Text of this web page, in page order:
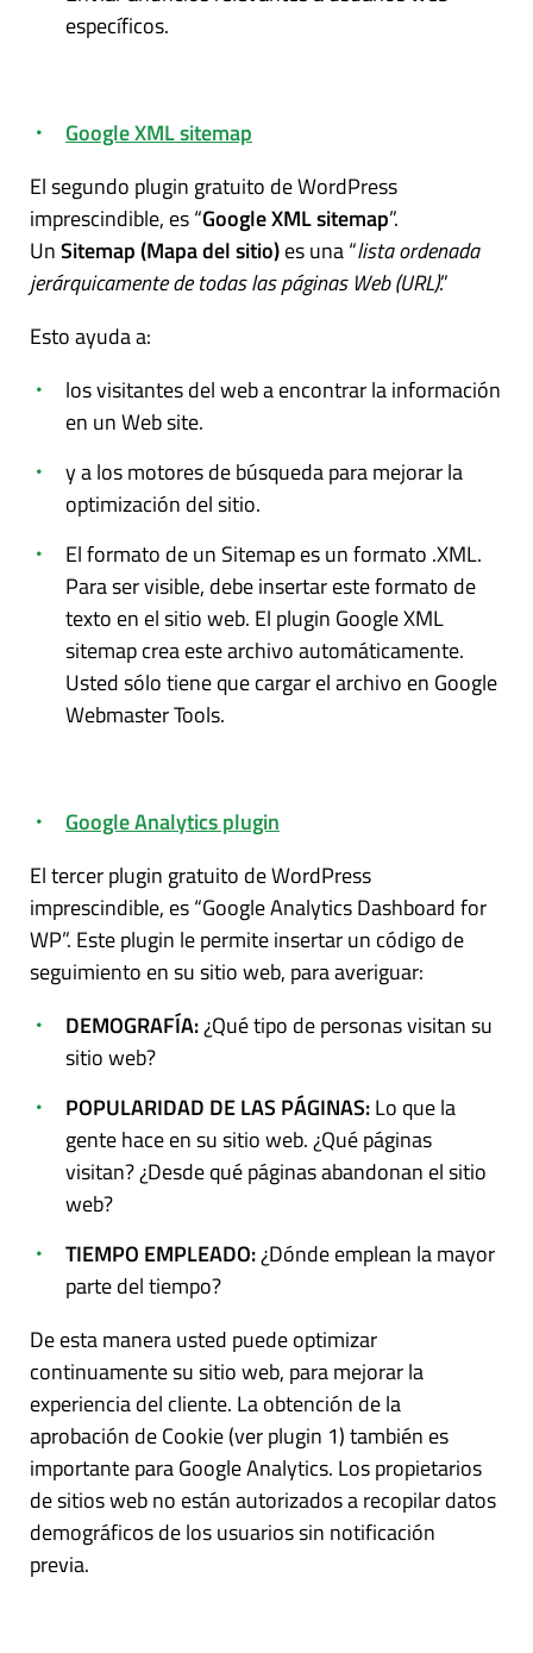
específicos.
Google XML sitemap
El segundo plugin gratuito de WordPress
imprescindible, es “Google XML sitemap”.
UnSitemap (Mapa del sitio)es una “lista ordenada
jerárquicamente de todas las páginas Web (URL).”
Esto ayuda a:
los visitantes del web a encontrar la información
en un Web site.
y a los motores de búsqueda para mejorar la
optimización del sitio.
El formato de un Sitemap es un formato .XML.
Para ser visible, debe insertar este formato de
texto en el sitio web. El plugin Google XML
sitemap crea este archivo automáticamente.
Usted sólo tiene que cargar el archivo en Google
Webmaster Tools.
Google Analytics plugin
El tercer plugin gratuito de WordPress
imprescindible, es “Google Analytics Dashboard for
WP”. Este plugin le permite insertar un código de
seguimiento en su sitio web, para averiguar:
DEMOGRAFÍA:¿Qué tipo de personas visitan su
sitio web?
POPULARIDAD DE LAS PÁGINAS:Lo que la
gente hace en su sitio web. ¿Qué páginas
visitan? ¿Desde qué páginas abandonan el sitio
web?
TIEMPO EMPLEADO:¿Dónde emplean la mayor
parte del tiempo?
De esta manera usted puede optimizar
continuamente su sitio web, para mejorar la
experiencia del cliente. La obtención de la
aprobación de Cookie (ver plugin 1) también es
importante para Google Analytics. Los propietarios
de sitios web no están autorizados a recopilar datos
demográficos de los usuarios sin notificación
previa.